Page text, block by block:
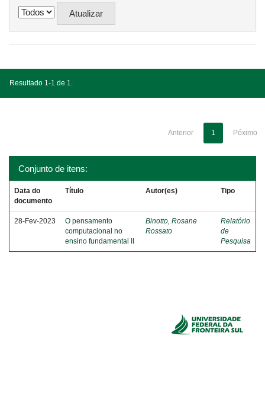
Resultado 1-1 de 1.
Anterior 1 Póximo
Conjunto de itens:
Data do
documento
Título Autor(es) Tipo
28-Fev-2023
O pensamento
computacional no
ensino fundamental II
Binotto, Rosane
Rossato
Relatório
de
Pesquisa